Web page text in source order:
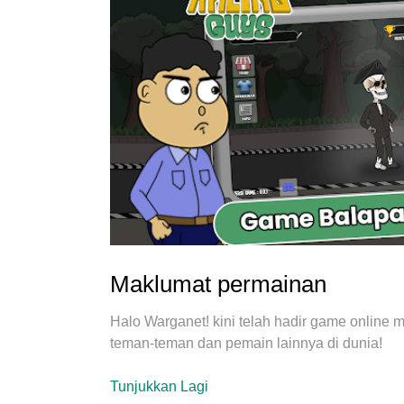
Maklumat permainan
Halo Warganet! kini telah hadir game online
teman-teman dan pemain lainnya di dunia!
Hadapi tantangan yang dapat kamu temui di
Tunjukkan Lagi